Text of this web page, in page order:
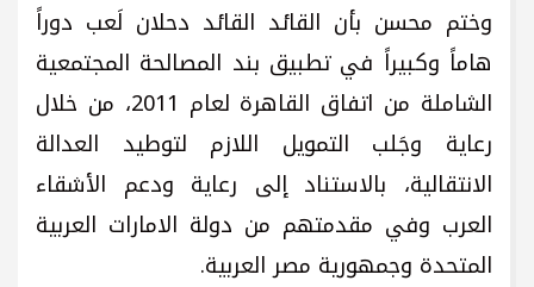
وختم محسن بأن القائد القائد دحلان لَعب دوراً
هاماً وكبيراً في تطبيق بند المصالحة المجتمعية
الشاملة من اتفاق القاهرة لعام 2011، من خلال
رعاية وجَلب التمويل اللازم لتوطيد العدالة
الانتقالية، بالاستناد إلى رعاية ودعم الأشقاء
العرب وفي مقدمتهم من دولة الامارات العربية
المتحدة وجمهورية مصر العربية.